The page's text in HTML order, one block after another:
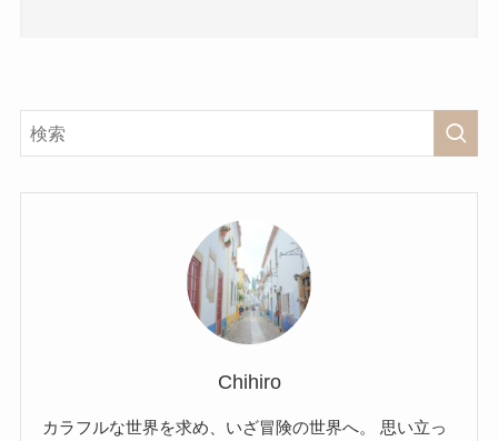
Chihiro
カラフルな世界を求め、いざ冒険の世界へ。 思い立っ